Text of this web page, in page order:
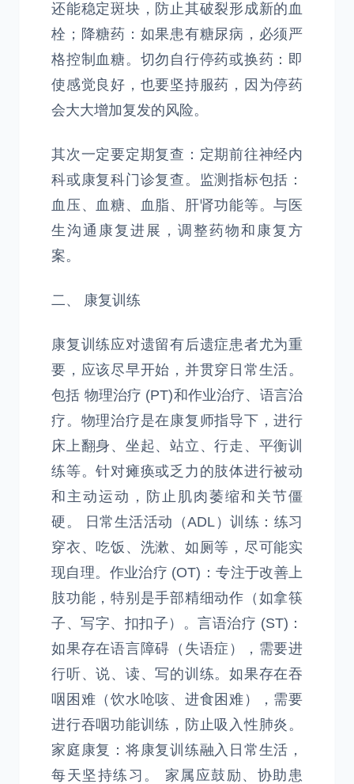
还能稳定斑块，防止其破裂形成新的血
栓；降糖药：如果患有糖尿病，必须严
格控制血糖。切勿自行停药或换药：即
使感觉良好，也要坚持服药，因为停药
会大大增加复发的风险。
其次一定要定期复查：定期前往神经内
科或康复科门诊复查。监测指标包括：
血压、血糖、血脂、肝肾功能等。与医
生沟通康复进展，调整药物和康复方
案。
二、 康复训练
康复训练应对遗留有后遗症患者尤为重
要，应该尽早开始，并贯穿日常生活。
包括 物理治疗 (PT)和作业治疗、语言治
疗。物理治疗是在康复师指导下，进行
床上翻身、坐起、站立、行走、平衡训
练等。针对瘫痪或乏力的肢体进行被动
和主动运动，防止肌肉萎缩和关节僵
硬。 日常生活活动（ADL）训练：练习
穿衣、吃饭、洗漱、如厕等，尽可能实
现自理。作业治疗 (OT)：专注于改善上
肢功能，特别是手部精细动作（如拿筷
子、写字、扣扣子）。言语治疗 (ST)：
如果存在语言障碍（失语症），需要进
行听、说、读、写的训练。如果存在吞
咽困难（饮水呛咳、进食困难），需要
进行吞咽功能训练，防止吸入性肺炎。
家庭康复：将康复训练融入日常生活，
每天坚持练习。 家属应鼓励、协助患